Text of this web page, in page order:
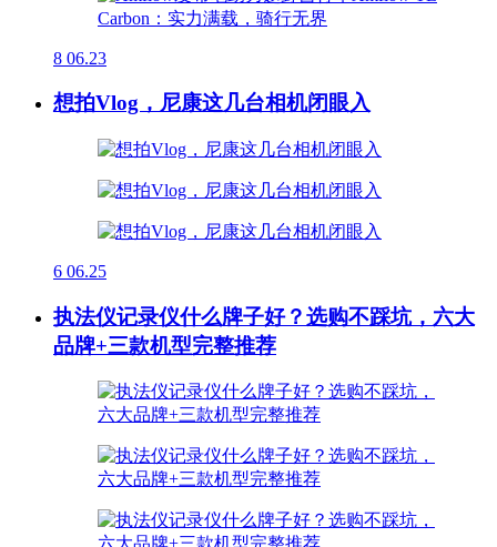
8 06.23
想拍Vlog，尼康这几台相机闭眼入
6 06.25
执法仪记录仪什么牌子好？选购不踩坑，六大
品牌+三款机型完整推荐